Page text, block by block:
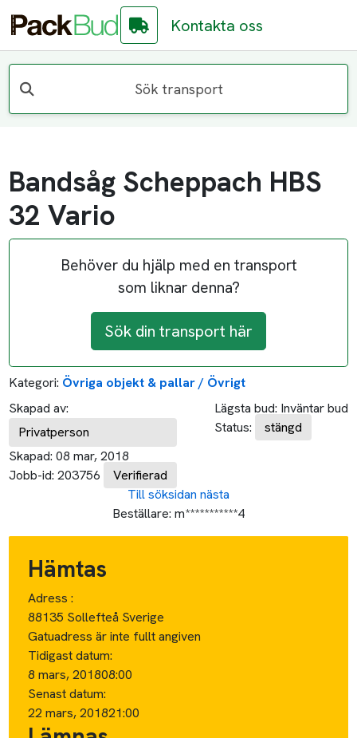
Kontakta oss
Sök transport
Bandsåg Scheppach HBS
32 Vario
Behöver du hjälp med en transport
som liknar denna?
Sök din transport här
Kategori: Övriga objekt & pallar / Övrigt
Skapad av:
Privatperson
Skapad: 08 mar, 2018
Jobb-id: 203756 Verifierad
Lägsta bud: Inväntar bud
Status:
stängd
Till söksidan nästa
Beställare: m***********4
Hämtas
Adress :
88135 Sollefteå Sverige
Gatuadress är inte fullt angiven
Tidigast datum:
8 mars, 201808:00
Senast datum:
22 mars, 201821:00